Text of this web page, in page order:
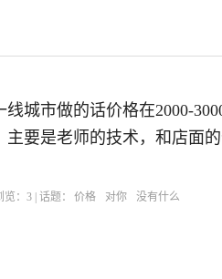
城市做的话价格在2000-
要是老师的技术，和店面
览：3 | 话题： 价格 对你 没有什么